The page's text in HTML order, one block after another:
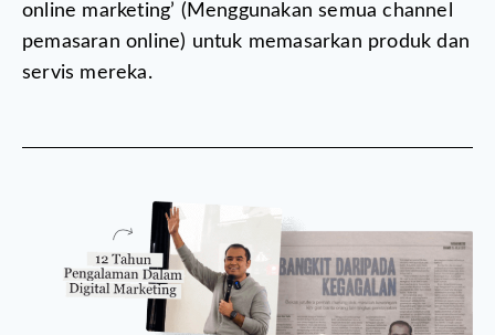
online marketing’ (Menggunakan semua channel
pemasaran online) untuk memasarkan produk dan
servis mereka.